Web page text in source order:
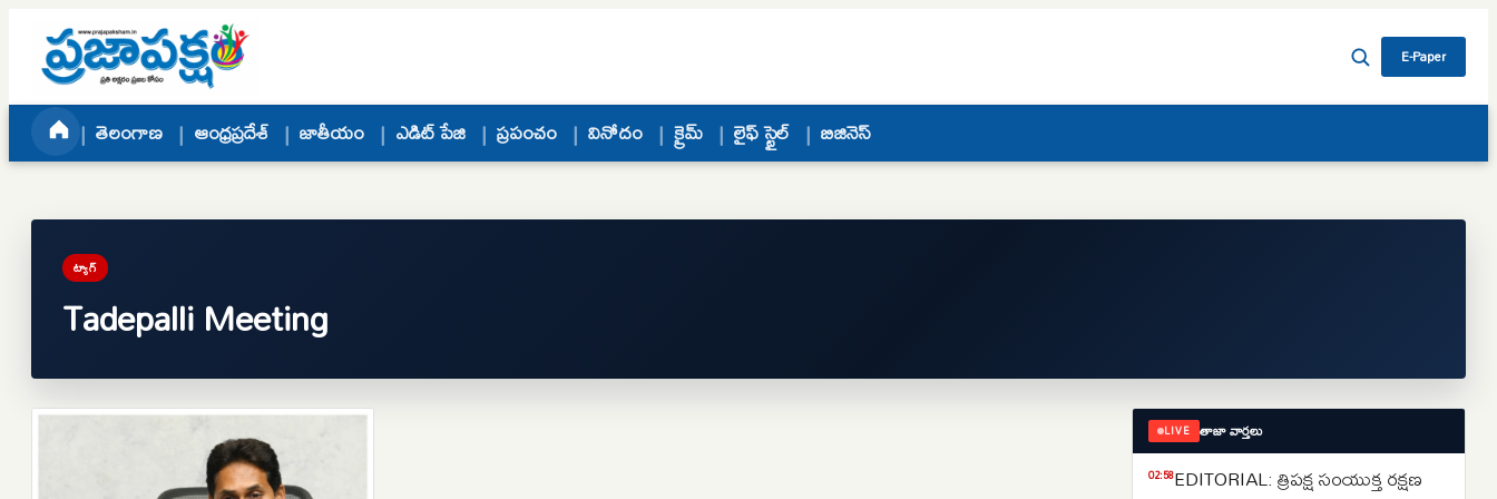
Skip to content
E-Paper
తెలంగాణ ఆంధ్రప్రదేశ్ జాతీయం ఎడిట్ పేజి ప్రపంచం వినోదం క్రైమ్ లైఫ్ స్టైల్ బిజినెస్
ట్యాగ్
Tadepalli Meeting
LIVE తాజా వార్తలు
02:58EDITORIAL: త్రిపక్ష సంయుక్త రక్షణ